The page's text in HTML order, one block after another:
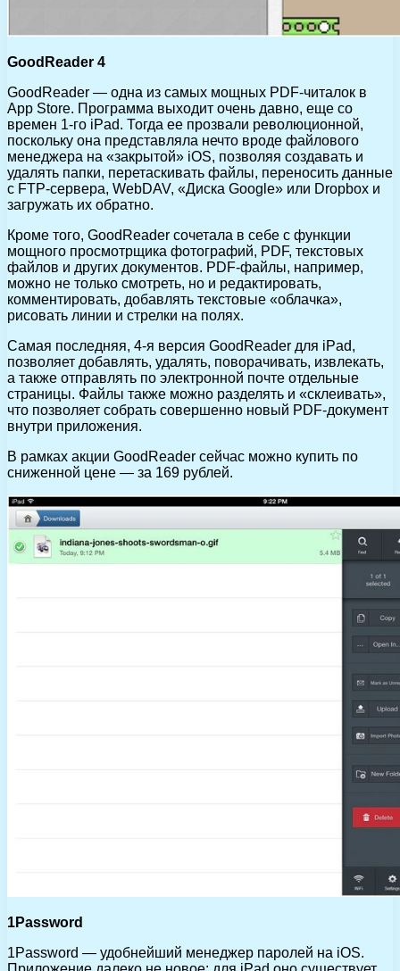
GoodReader 4
GoodReader — одна из самых мощных PDF-читалок в
App Store. Программа выходит очень давно, еще со
времен 1-го iPad. Тогда ее прозвали революционной,
поскольку она представляла нечто вроде файлового
менеджера на «закрытой» iOS, позволяя создавать и
удалять папки, перетаскивать файлы, переносить данные
с FTP-сервера, WebDAV, «Диска Google» или Dropbox и
загружать их обратно.
Кроме того, GoodReader сочетала в себе с функции
мощного просмотрщика фотографий, PDF, текстовых
файлов и других документов. PDF-файлы, например,
можно не только смотреть, но и редактировать,
комментировать, добавлять текстовые «облачка»,
рисовать линии и стрелки на полях.
Самая последняя, 4-я версия GoodReader для iPad,
позволяет добавлять, удалять, поворачивать, извлекать,
а также отправлять по электронной почте отдельные
страницы. Файлы также можно разделять и «склеивать»,
что позволяет собрать совершенно новый PDF-документ
внутри приложения.
В рамках акции GoodReader сейчас можно купить по
сниженной цене — за 169 рублей.
1Password
1Password — удобнейший менеджер паролей на iOS.